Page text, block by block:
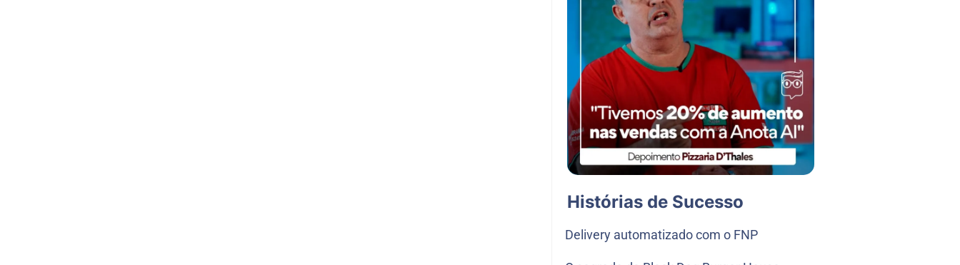
Histórias de Sucesso
Delivery automatizado com o FNP